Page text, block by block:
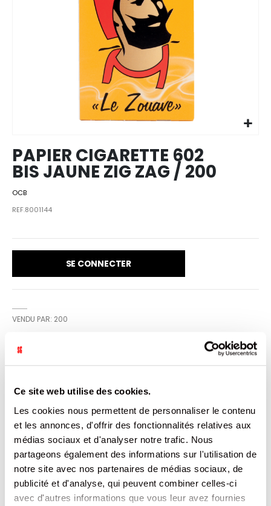
Ce site web utilise des cookies.
Les cookies nous permettent de personnaliser le contenu
et les annonces, d'offrir des fonctionnalités relatives aux
médias sociaux et d'analyser notre trafic. Nous
partageons également des informations sur l'utilisation de
notre site avec nos partenaires de médias sociaux, de
publicité et d'analyse, qui peuvent combiner celles-ci
avec d'autres informations que vous leur avez fournies
images
gallery
PAPIER CIGARETTE 602
BIS JAUNE ZIG ZAG / 200
OCB
REF.8001144
SE CONNECTER
VENDU PAR: 200
INFORMATION
Cahier de 100 feuilles. Papier Vergé microperforé. Réduit
les taux de goudron et de nicotine. Gomme naturelle
d'acacia.
CARACTÉRISTIQUES
DOCUMENTATION